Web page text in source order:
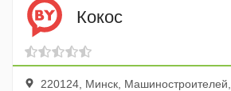
Кокос
220124, Минск,